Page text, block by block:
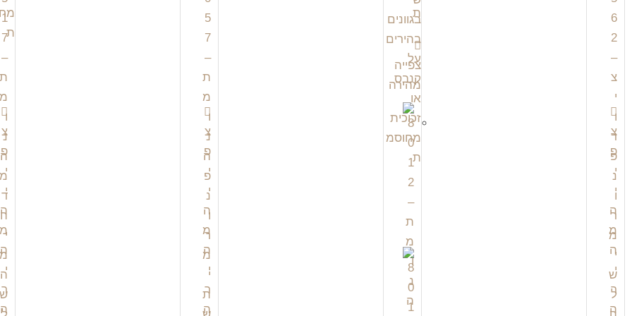
צ
פ
י
י
ה
מ
ה
י
ר
ה
צפייה
מהירה
צ
פ
י
י
ה
מ
ה
י
ר
ה
צ
פ
י
י
ה
מ
ה
י
ר
ה